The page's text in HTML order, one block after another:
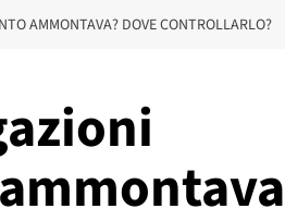
AMMONTAVA? DOVE CONTROLLARLO?